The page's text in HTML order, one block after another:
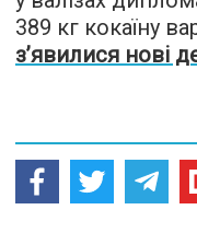
389 кг кокаїну
з’явилися нові